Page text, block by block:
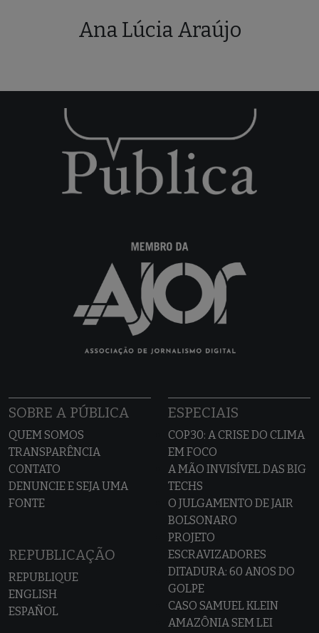
Ana Lúcia Araújo
SOBRE A PÚBLICA
QUEM SOMOS
TRANSPARÊNCIA
CONTATO
DENUNCIE E SEJA UMA
FONTE
REPUBLICAÇÃO
REPUBLIQUE
ENGLISH
ESPAÑOL
ESPECIAIS
COP30: A CRISE DO CLIMA
EM FOCO
A MÃO INVISÍVEL DAS BIG
TECHS
O JULGAMENTO DE JAIR
BOLSONARO
PROJETO
ESCRAVIZADORES
DITADURA: 60 ANOS DO
GOLPE
CASO SAMUEL KLEIN
AMAZÔNIA SEM LEI